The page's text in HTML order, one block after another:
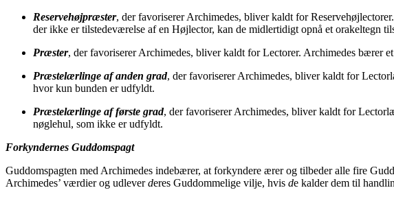
Reservehøjpræster, der favoriserer Archimedes, bliver kaldt for
der ikke er tilstedeværelse af en Højlector, kan de midlertidigt opnå et orakeltegn
Præster, der favoriserer Archimedes, bliver kaldt for Lectorer. Archimedes bærer
Præstelærlinge af anden grad, der favoriserer Archimedes, bliver kaldt for
hvor kun bunden er udfyldt.
Præstelærlinge af første grad, der favoriserer Archimedes, bliver kaldt for
nøglehul, som ikke er udfyldt.
Forkyndernes Guddomspagt
Guddomspagten med Archimedes indebærer, at forkyndere ærer og tilbeder alle fire
Archimedes’ værdier og udleverderes Guddommelige vilje, hvis de kalder dem til